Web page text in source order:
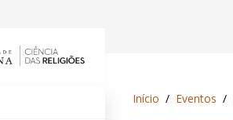
Início Eventos